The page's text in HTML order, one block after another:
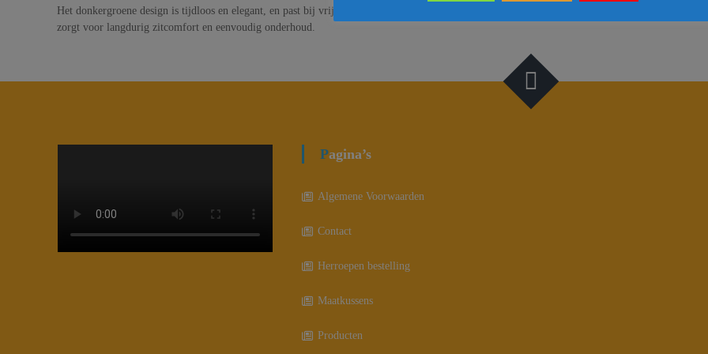
Het donkergroene design is tijdloos en elegant, en past bij vrijwel iedere buitenomgeving. Dankzij de touwtjes aan de achterkant blijft het
zorgt voor langdurig zitcomfort en eenvoudig onderhoud.
Pagina’s
Algemene Voorwaarden
Contact
Herroepen bestelling
Maatkussens
Producten